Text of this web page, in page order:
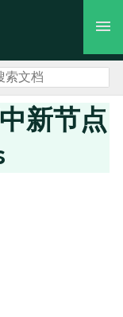
新节点